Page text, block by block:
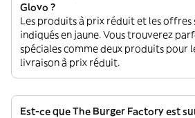
Glovo ?
Les produits à prix réduit et les offres
indiqués en jaune. Vous trouverez
spéciales comme deux produits pour
livraison à prix réduit.
Est-ce que The Burger Factory est